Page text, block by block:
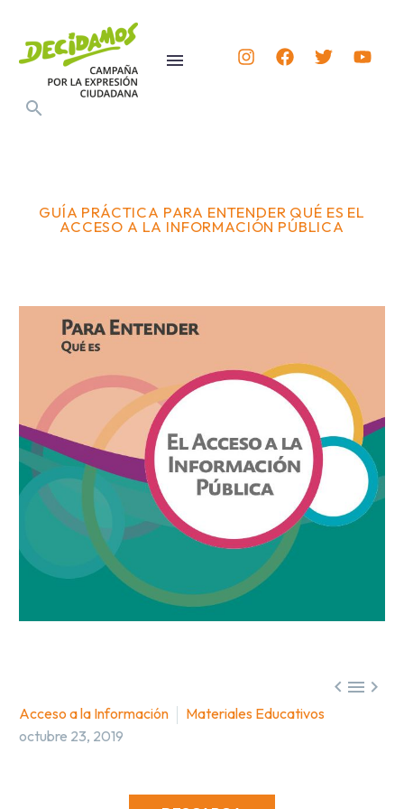
GUÍA PRÁCTICA PARA ENTENDER QUÉ ES EL
ACCESO A LA INFORMACIÓN PÚBLICA

Acceso a la Información
Materiales Educativos
octubre 23, 2019